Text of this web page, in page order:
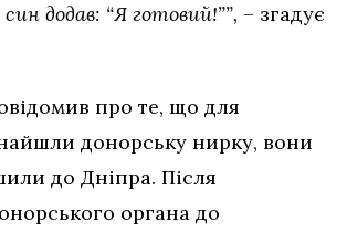
додав: “Я готовий!””, – згадує
про те, що для
донорську нирку, вони
до Дніпра. Після
органа до